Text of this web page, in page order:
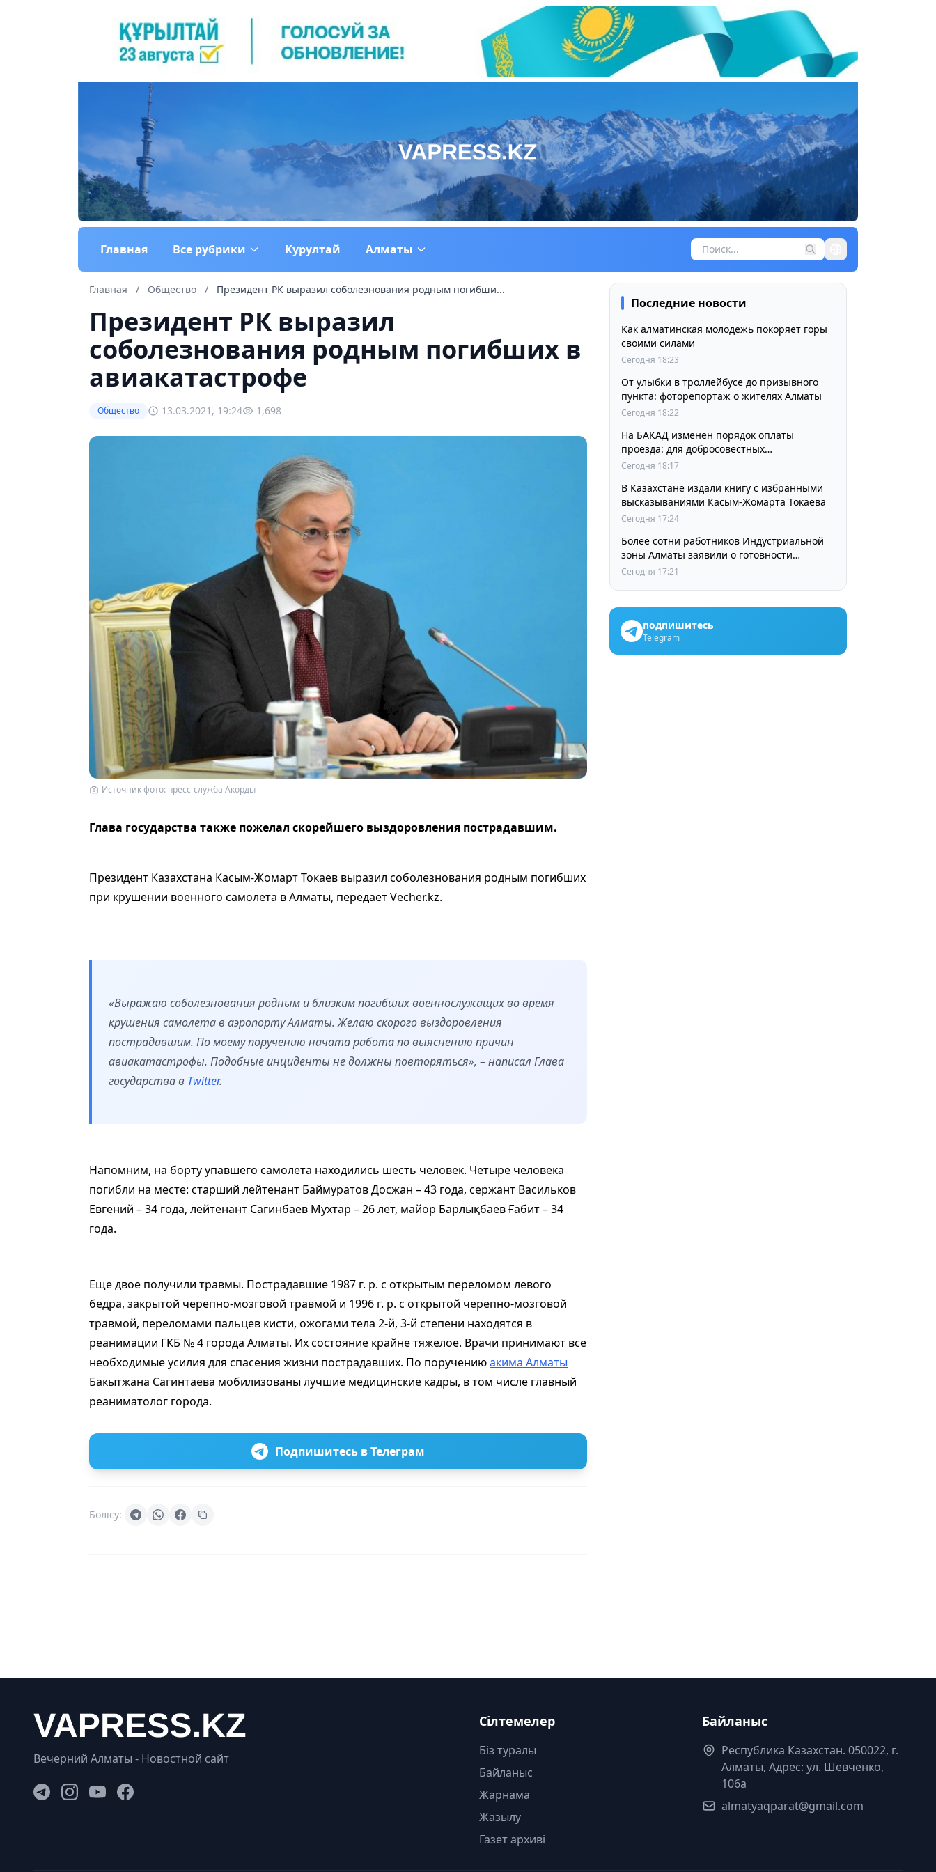
Главная Все рубрики Курултай Алматы
Главная / Общество / Президент РК выразил соболезнования родным погибши...
Президент РК выразил
соболезнования родным погибших в
авиакатастрофе
Общество 13.03.2021, 19:24 1,698
Источник фото: пресс-служба Акорды
Глава государства также пожелал скорейшего выздоровления пострадавшим.
Президент Казахстана Касым-Жомарт Токаев выразил соболезнования родным погибших
при крушении военного самолета в Алматы, передает Vecher.kz.
«Выражаю соболезнования родным и близким погибших военнослужащих во время
крушения самолета в аэропорту Алматы. Желаю скорого выздоровления
пострадавшим. По моему поручению начата работа по выяснению причин
авиакатастрофы. Подобные инциденты не должны повторяться», – написал Глава
государства в Twitter.
Напомним, на борту упавшего самолета находились шесть человек. Четыре человека
погибли на месте: старший лейтенант Баймуратов Досжан – 43 года, сержант Васильков
Евгений – 34 года, лейтенант Сагинбаев Мухтар – 26 лет, майор Барлықбаев Ғабит – 34
года.
Еще двое получили травмы. Пострадавшие 1987 г. р. с открытым переломом левого
бедра, закрытой черепно-мозговой травмой и 1996 г. р. с открытой черепно-мозговой
травмой, переломами пальцев кисти, ожогами тела 2-й, 3-й степени находятся в
реанимации ГКБ № 4 города Алматы. Их состояние крайне тяжелое. Врачи принимают все
необходимые усилия для спасения жизни пострадавших. По поручениюакима Алматы
Бакытжана Сагинтаева мобилизованы лучшие медицинские кадры, в том числе главный
реаниматолог города.
Подпишитесь в Телеграм
Бөлісу:
Последние новости
Как алматинская молодежь покоряет горы
своими силами
Сегодня 18:23
От улыбки в троллейбусе до призывного
пункта: фоторепортаж о жителях Алматы
Сегодня 18:22
На БАКАД изменен порядок оплаты
проезда: для добросовестных
пользователей стоимость остается
Сегодня 18:17
В Казахстане издали книгу с избранными
высказываниями Касым-Жомарта Токаева
Сегодня 17:24
Более сотни работников Индустриальной
зоны Алматы заявили о готовности
принять участие в выборах членов
Сегодня 17:21
подпишитесь
Telegram
Вечерний Алматы - Новостной сайт
Сілтемелер
Біз туралы
Байланыс
Жарнама
Жазылу
Газет архиві
Байланыс
Республика Казахстан. 050022, г.
Алматы, Адрес: ул. Шевченко,
106а
almatyaqparat@gmail.com